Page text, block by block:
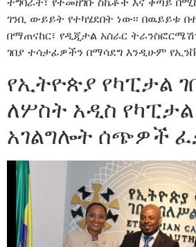
ገንቢ ውይይት የተካሄደበት ነው፡፡ በዉይይቱ
በማጠናከር፣ የዲጂታል አሰራር
ገበያ ተሳታፊዎችን በማሳደግ እንዲሁም
የኢትዮጵያ የካፒታል
ለሦስት አዲስ የካፒታል
አገልግሎት ሰጭዎች